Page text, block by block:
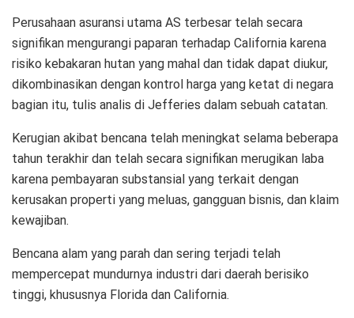
Perusahaan asuransi utama AS terbesar telah secara
signifikan mengurangi paparan terhadap California karena
risiko kebakaran hutan yang mahal dan tidak dapat diukur,
dikombinasikan dengan kontrol harga yang ketat di negara
bagian itu, tulis analis di Jefferies dalam sebuah catatan.
Kerugian akibat bencana telah meningkat selama beberapa
tahun terakhir dan telah secara signifikan merugikan laba
karena pembayaran substansial yang terkait dengan
kerusakan properti yang meluas, gangguan bisnis, dan klaim
kewajiban.
Bencana alam yang parah dan sering terjadi telah
mempercepat mundurnya industri dari daerah berisiko
tinggi, khususnya Florida dan California.